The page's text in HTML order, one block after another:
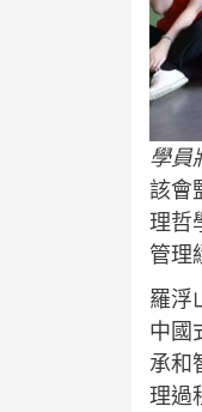
學員
該會
理哲
管理
羅浮
中國
承和
理過